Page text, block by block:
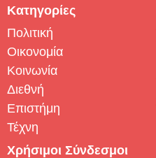
Κατηγορίες
Πολιτική
Οικονομία
Κοινωνία
Διεθνή
Επιστήμη
Τέχνη
Χρήσιμοι Σύνδεσμοι